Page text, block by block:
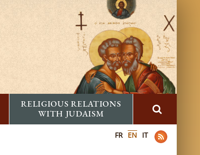
RELIGIOUS RELATIONS
WITH JUDAISM
FR EN IT